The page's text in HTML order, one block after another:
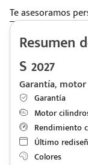
Escríbenos
+528121278366
Te asesoramos
Resumen
S 2027
Garantía,
Garantía
Motor
Rendimiento
Último
Colores